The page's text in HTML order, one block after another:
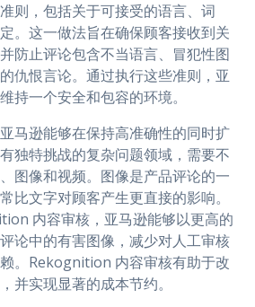
则，包括关于可接受的语言、词
。这一做法旨在确保顾客接收到关
防止评论包含不当语言、冒犯性图
仇恨言论。通过执行这些准则，亚
持一个安全和包容的环境。
马逊能够在保持高准确性的同时扩
独特挑战的复杂问题领域，需要不
图像和视频。图像是产品评论的一
比文字对顾客产生更直接的影响。
内容审核，亚马逊能够以更高的
论中的有害图像，减少对人工审核
。Rekognition 内容审核有助于改
并实现显著的成本节约。